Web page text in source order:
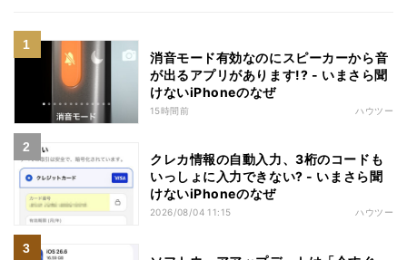
消音モード有効なのにスピーカーから音
が出るアプリがあります!? - いまさら聞
けないiPhoneのなぜ
15時間前 ハウツー
クレカ情報の自動入力、3桁のコードも
いっしょに入力できない? - いまさら聞
けないiPhoneのなぜ
2026/08/04 11:15 ハウツー